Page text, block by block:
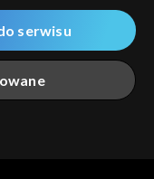
udostępnianie
przez
zwanych dalej
za pomocą
serwisu